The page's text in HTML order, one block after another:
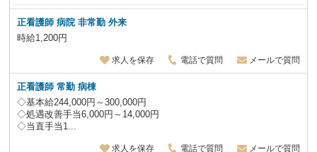
正看護師 病院 非常勤 外来
時給1,200円
求人を保存 電話で質問 メールで質問
正看護師 常勤 病棟
◇基本給244,000円～300,000円
◇処遇改善手当6,000円～14,000円
◇当直手当1...
求人を保存 電話で質問 メールで質問